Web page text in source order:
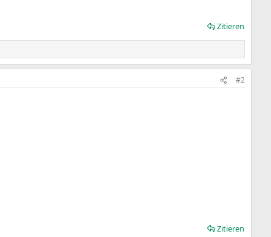
Zitieren
#2
Zitieren